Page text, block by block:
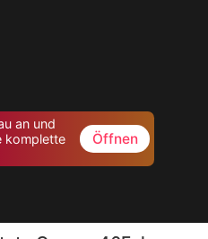
an und
komplette
Öffnen